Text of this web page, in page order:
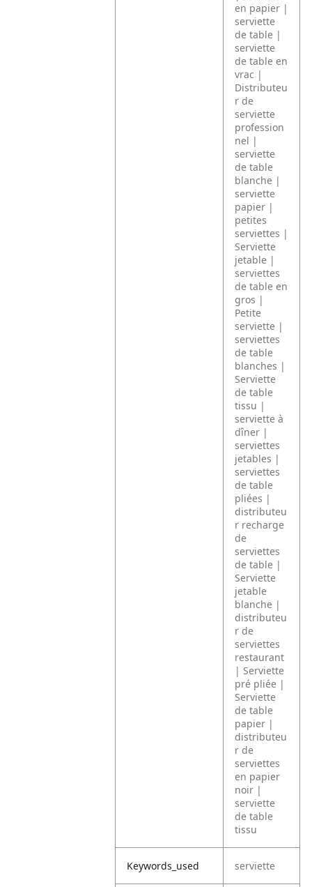
en papier |
serviette
de table |
serviette
de table en
vrac |
Distributeu
r de
serviette
profession
nel |
serviette
de table
blanche |
serviette
papier |
petites
serviettes |
Serviette
jetable |
serviettes
de table en
gros |
Petite
serviette |
serviettes
de table
blanches |
Serviette
de table
tissu |
serviette à
dîner |
serviettes
jetables |
serviettes
de table
pliées |
distributeu
r recharge
de
serviettes
de table |
Serviette
jetable
blanche |
distributeu
r de
serviettes
restaurant
| Serviette
pré pliée |
Serviette
de table
papier |
distributeu
r de
serviettes
en papier
noir |
serviette
de table
tissu
Keywords_used serviette